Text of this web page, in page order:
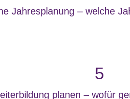
Jahresplanung – welche
5
planen – wofür